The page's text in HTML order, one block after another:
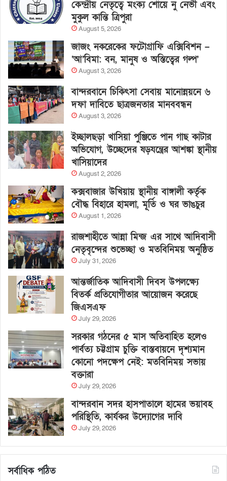
কেন্দ্রীয় নেতৃত্বে মংক্য শোয়ে নু নেভী এবং
মুকুল কান্তি ত্রিপুরা
August 5, 2026
জাজং নকরেকের ফটোগ্রাফি এক্সিবিশন –
‘আ’বিমা: বন, মানুষ ও অস্তিত্বের গল্প’
August 3, 2026
বান্দরবানে চিকিৎসা সেবায় মানোন্নয়নে ৬
দফা দাবিতে ছাত্রজনতার মানববন্ধন
August 3, 2026
ইচ্ছালছড়া খাসিয়া পুঞ্জিতে পান গাছ কাটার
অভিযোগ, উচ্ছেদের ষড়যন্ত্রের আশঙ্কা স্থানীয়
খাসিয়াদের
August 2, 2026
কক্সবাজার উখিয়ায় স্থানীয় বাঙ্গালী কর্তৃক
বৌদ্ধ বিহারে হামলা, মূর্তি ও ঘর ভাঙচুর
August 1, 2026
রাজশাহীতে আন্না মিন্জ এর সাথে আদিবাসী
নেতৃবৃন্দের শুভেচ্ছা ও মতবিনিময় অনুষ্ঠিত
July 31, 2026
আন্তর্জাতিক আদিবাসী দিবস উপলক্ষ্যে
বিতর্ক প্রতিযোগীতার আয়োজন করেছে
জিএসএফ
July 29, 2026
সরকার গঠনের ৫ মাস অতিবাহিত হলেও
পার্বত্য চট্টগ্রাম চুক্তি বাস্তবায়নে দৃশ্যমান
কোনো পদক্ষেপ নেই: মতবিনিময় সভায়
বক্তারা
July 29, 2026
বান্দরবান সদর হাসপাতালে হামের ভয়াবহ
পরিস্থিতি, কার্যকর উদ্যোগের দাবি
July 29, 2026
সর্বাধিক পঠিত